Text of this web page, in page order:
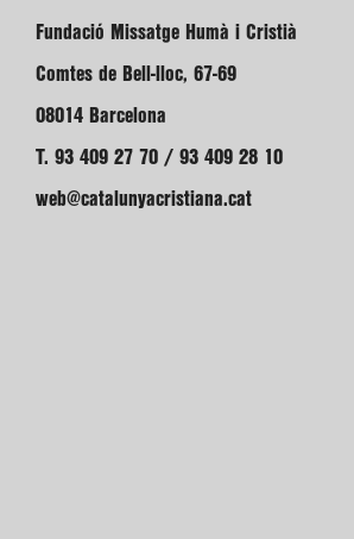
Fundació Missatge Humà i Cristià
Comtes de Bell-lloc, 67-69
08014 Barcelona
T. 93 409 27 70 / 93 409 28 10
web@catalunyacristiana.cat